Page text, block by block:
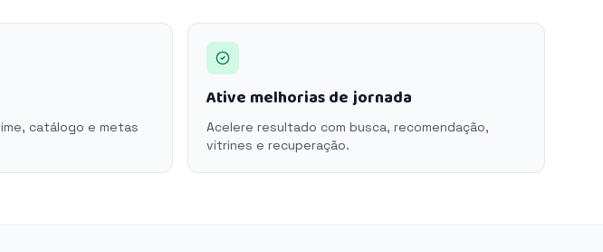
catálogo e metas
Ative melhorias de jornada
Acelere resultado com busca, recomendação,
vitrines e recuperação.